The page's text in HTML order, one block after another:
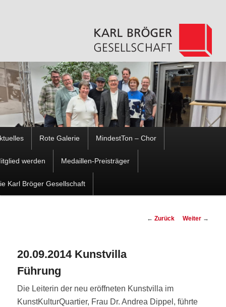
Zum
wechseln
Zum
Inhalt
Rote Galerie MindestTon – Chor
werden Medaillen-Preisträger
Karl Bröger Gesellschaft
Beitragsnavigation
← Zurück Weiter →
20.09.2014 Kunstvilla
Führung
Die Leiterin der neu eröffneten Kunstvilla im
KunstKulturQuartier, Frau Dr. Andrea Dippel, führte